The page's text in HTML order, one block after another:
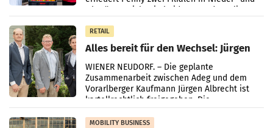
Oberösterreich. Die beiden Standorte liegen
RETAIL
Alles bereit für den Wechsel: Jürgen
Albrecht setzt ab 1.1.2027 auf Adeg
WIENER NEUDORF. – Die geplante
Zusammenarbeit zwischen Adeg und dem
Vorarlberger Kaufmann Jürgen Albrecht ist
kartellrechtlich freigegeben: Die
Bundeswettbewerbsbehörde und der
Bundeskartellanwalt
MOBILITY BUSINESS